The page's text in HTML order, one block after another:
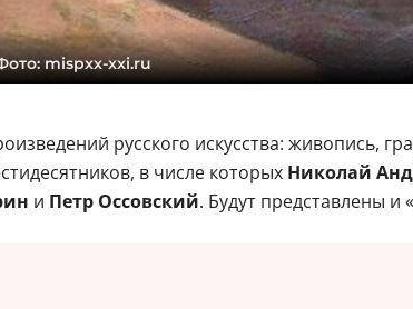
mispxx-xxi.ru
русского искусства: живопись,
в числе которых Николай
и Петр Оссовский. Будут представлены и